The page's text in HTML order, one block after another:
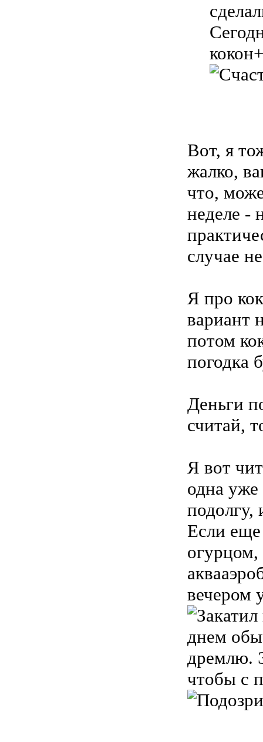
Вот, я
жалко,
что,
неделе -
случае
Я про
вариант
потом
погодка
Деньги
считай,
Я вот
одна уже
подолгу,
Если
огурцом,
вечером
днем
дремлю.
чтобы с